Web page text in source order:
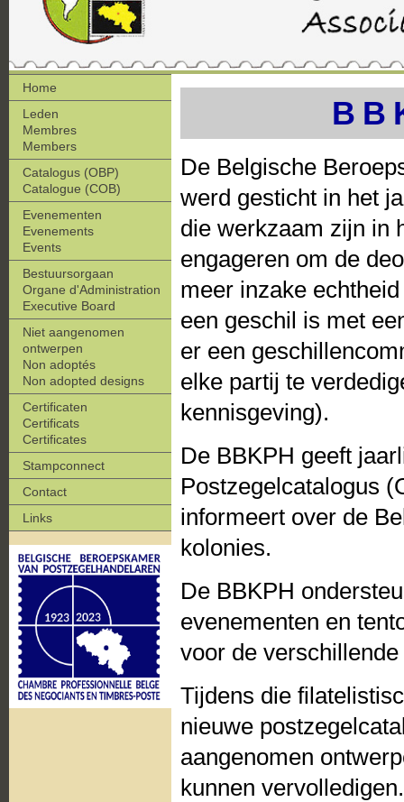
Home
Leden
Membres
Members
Catalogus (OBP)
Catalogue (COB)
Evenementen
Evenements
Events
Bestuursorgaan
Organe d'Administration
Executive Board
Niet aangenomen
ontwerpen
Non adoptés
Non adopted designs
Certificaten
Certificats
Certificates
Stampconnect
Contact
Links
De Belgische
werd gesticht in het
die werkzaam zijn in
engageren om de
meer inzake
een geschil is met
er een
elke partij te
kennisgeving).
De BBKPH geeft
Postzegelcatalogus
informeert over de
kolonies.
De BBKPH
evenementen en
voor de
Tijdens die
nieuwe
aangenomen
kunnen vervolledigen.